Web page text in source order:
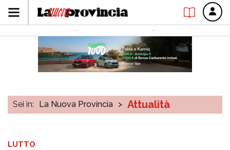
Sei in: La Nuova Provincia > Attualità
LUTTO